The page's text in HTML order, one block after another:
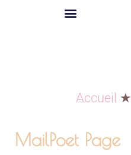
Accueil ★
MailPoet Page